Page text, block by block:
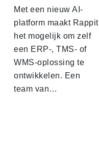
Met een nieuw AI-
platform maakt Rappit
het mogelijk om zelf
een ERP-, TMS- of
WMS-oplossing te
ontwikkelen. Een
team van…